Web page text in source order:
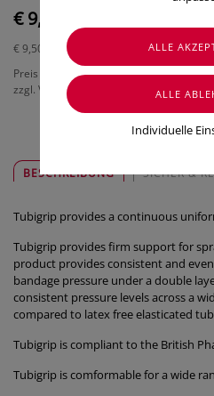
€ 9,50
€ 9,50
Preis inkl. MwSt.
zzgl. Versandkosten
BESCHREIBUNG SICHER &
Tubigrip provides a continuous
Tubigrip provides firm support for
product provides consistent and
bandage pressure under a double
consistent pressure levels across a
compared to latex free elasticated
Tubigrip is compliant to the British
Tubigrip is comformable for a wide
Individuelle